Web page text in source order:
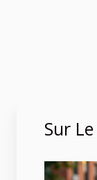
Sur